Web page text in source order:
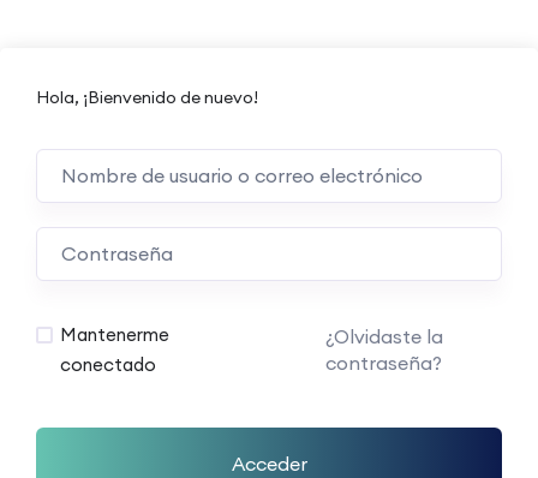
Hola, ¡Bienvenido de nuevo!
Mantenerme
conectado
¿Olvidaste la
contraseña?
Acceder